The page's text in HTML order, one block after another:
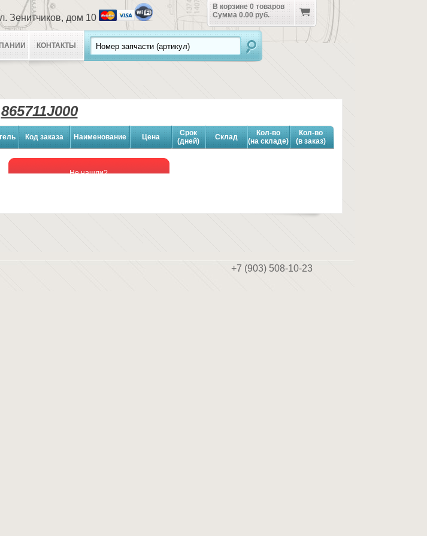
КОНТАКТЫ
Зенитчиков, дом 10
В корзине0товаров
Сумма 0.00 руб.
865711J000
Код заказа Наименование Цена
Срок
(дней)
Склад
Кол-во
(на складе)
Кол-во
(в заказ)
Не нашли?
+7 (903) 508-10-23